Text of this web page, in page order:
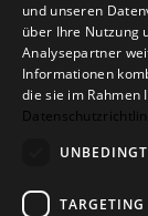
und unseren
über Ihre Nutzung
Analysepartner
Informationen
die sie im
TARGETING